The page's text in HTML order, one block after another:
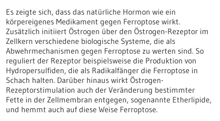
Es zeigte sich, dass das natürliche Hormon wie ein
körpereigenes Medikament gegen Ferroptose wirkt.
Zusätzlich initiiert Östrogen über den Östrogen-Rezeptor im
Zellkern verschiedene biologische Systeme, die als
Abwehrmechanismen gegen Ferroptose zu werten sind. So
reguliert der Rezeptor beispielsweise die Produktion von
Hydropersulfiden, die als Radikalfänger die Ferroptose in
Schach halten. Darüber hinaus wirkt Östrogen-
Rezeptorstimulation auch der Veränderung bestimmter
Fette in der Zellmembran entgegen, sogenannte Etherlipide,
und hemmt auch auf diese Weise Ferroptose.